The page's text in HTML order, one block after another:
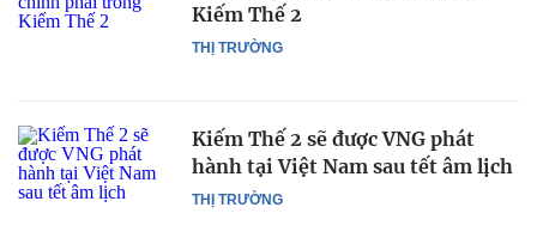
THỊ TRƯỜNG
Kiếm Thế 2
THỊ TRƯỜNG
Kiếm Thế 2 sẽ được VNG phát
hành tại Việt Nam sau tết âm lịch